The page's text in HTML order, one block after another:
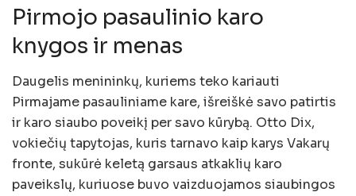
Pirmojo pasaulinio karo
knygos ir menas
Daugelis menininkų, kuriems teko kariauti
Pirmajame pasauliniame kare, išreiškė savo patirtis
ir karo siaubo poveikį per savo kūrybą. Otto Dix,
vokiečių tapytojas, kuris tarnavo kaip karys Vakarų
fronte, sukūrė keletą garsaus atkaklių karo
paveikslų, kuriuose buvo vaizduojamos siaubingos